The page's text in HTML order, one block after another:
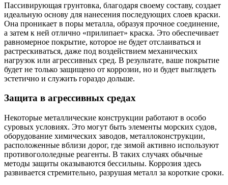
Пассивирующая грунтовка, благодаря своему составу, создает
идеальную основу для нанесения последующих слоев краски.
Она проникает в поры металла, образуя прочное соединение,
а затем к ней отлично «прилипает» краска. Это обеспечивает
равномерное покрытие, которое не будет отслаиваться и
растрескиваться, даже под воздействием механических
нагрузок или агрессивных сред. В результате, ваше покрытие
будет не только защищено от коррозии, но и будет выглядеть
эстетично и служить гораздо дольше.
Защита в агрессивных средах
Некоторые металлические конструкции работают в особо
суровых условиях. Это могут быть элементы морских судов,
оборудование химических заводов, металлоконструкции,
расположенные вблизи дорог, где зимой активно используют
противогололедные реагенты. В таких случаях обычные
методы защиты оказываются бессильны. Коррозия здесь
развивается стремительно, разрушая металл за короткие сроки.